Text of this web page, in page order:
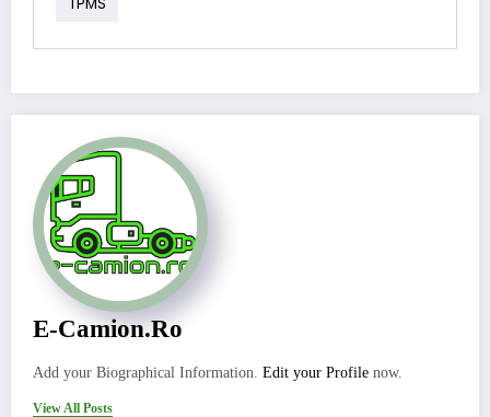
E-Camion.ro
Add your Biographical Information. Edit your Profile now.
View All Posts